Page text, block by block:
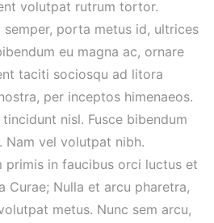
volutpat rutrum tortor.
porta metus id, ultrices
eu magna ac, ornare
taciti sociosqu ad litora
per inceptos himenaeos.
nisl. Fusce bibendum
Nam vel volutpat nibh.
primis in faucibus orci luctus et
Curae; Nulla et arcu pharetra,
metus. Nunc sem arcu,